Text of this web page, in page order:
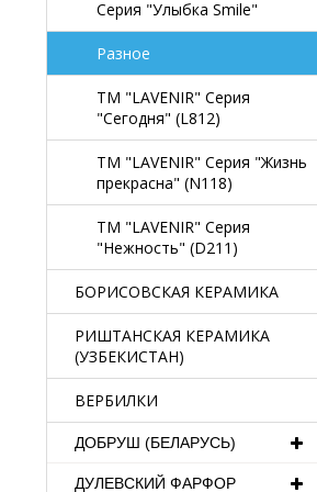
Серия "Улыбка Smile"
Разное
TM "LAVENIR" Серия
"Сегодня" (L812)
TM "LAVENIR" Серия "Жизнь
прекрасна" (N118)
TM "LAVENIR" Серия
"Нежность" (D211)
БОРИСОВСКАЯ КЕРАМИКА
РИШТАНСКАЯ КЕРАМИКА
(УЗБЕКИСТАН)
ВЕРБИЛКИ
ДОБРУШ (БЕЛАРУСЬ)
ДУЛЕВСКИЙ ФАРФОР